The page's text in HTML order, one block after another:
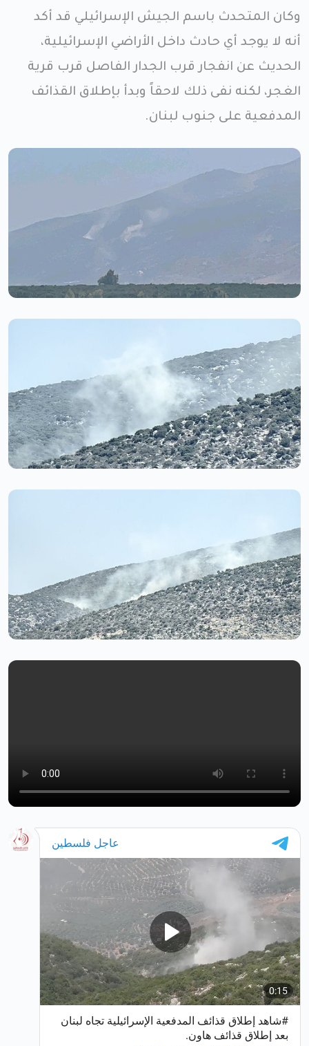
وكان المتحدث باسم الجيش الإسرائيلي قد أكد
أنه لا يوجد أي حادث داخل الأراضي الإسرائيلية،
الحديث عن انفجار قرب الجدار الفاصل قرب قرية
الغجر، لكنه نفى ذلك لاحقاً وبدأ بإطلاق القذائف
المدفعية على جنوب لبنان.